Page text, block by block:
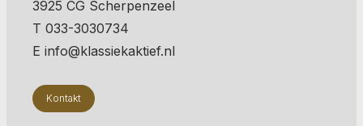
3925 CG Scherpenzeel
T 033-3030734
E info@klassiekaktief.nl
Kontakt